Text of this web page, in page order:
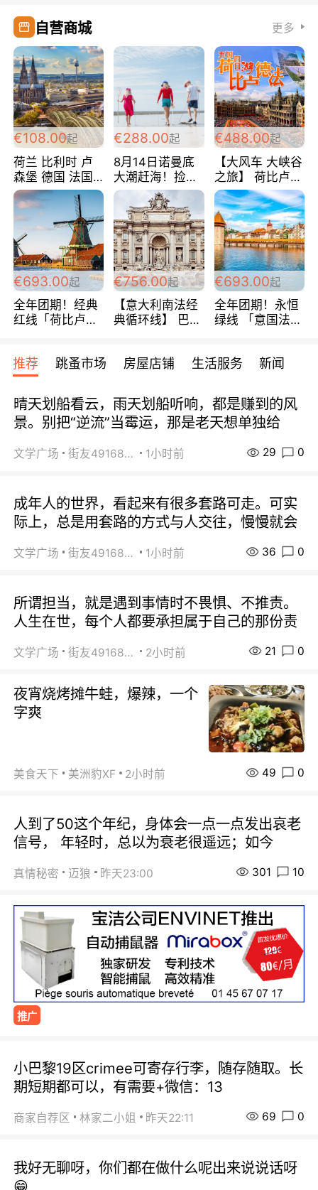
自营商城 更多
€108.00起
荷兰 比利时 卢
森堡 德国 法国
超爽玩遍西欧 循
环线 全程四星宾
馆 108欧/人/天
€288.00起
8月14日诺曼底
大潮赶海！捡海
鲜！轻轻松松海
边爽玩三日游
288欧/人
€488.00起
【大风车 大峡谷
之旅】 荷比卢德
法 巴黎上下 经
典五国四日游
488欧/人
€693.00起
全年团期！经典
红线「荷比卢德
天！巴黎上下！
包拼房~
€756.00起
【意大利南法经
典循环线】 巴黎
宾馆 108欧/天起
€693.00起
全年团期！永恒
绿线 「意国法
欧/天起 ~包拼房
推荐 跳蚤市场 房屋店铺 生活服务 新闻
晴天划船看云，雨天划船听响，都是赚到的风
景。别把“逆流”当霉运，那是老天想单独给
文学广场 街友49168527 1小时前 29 0
成年人的世界，看起来有很多套路可走。可实
际上，总是用套路的方式与人交往，慢慢就会
文学广场 街友49168527 1小时前 36 0
所谓担当，就是遇到事情时不畏惧、不推责。
人生在世，每个人都要承担属于自己的那份责
文学广场 街友49168527 2小时前 21 0
夜宵烧烤摊牛蛙，爆辣，一个
字爽
美食天下 美洲豹XF 2小时前 49 0
人到了50这个年纪，身体会一点一点发出哀老
信号， 年轻时，总以为衰老很遥远；如今
真情秘密 迈狼 昨天23:00 301 10
推广
小巴黎19区crimee可寄存行李，随存随取。长
期短期都可以，有需要+微信：13
商家自荐区 林家二小姐 昨天22:11 69 0
我好无聊呀，你们都在做什么呢出来说说话呀
😁